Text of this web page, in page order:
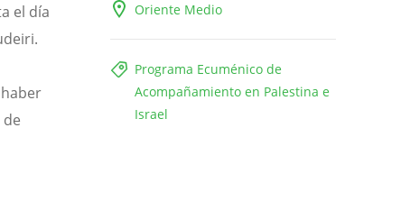
Oriente Medio
Programa Ecuménico de
Acompañamiento en Palestina e
Israel
el día